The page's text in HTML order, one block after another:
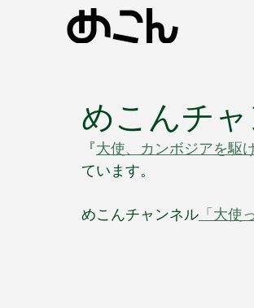
めこんチ
『大使、カンボジアを駆
ています。
めこんチャンネル 「大使